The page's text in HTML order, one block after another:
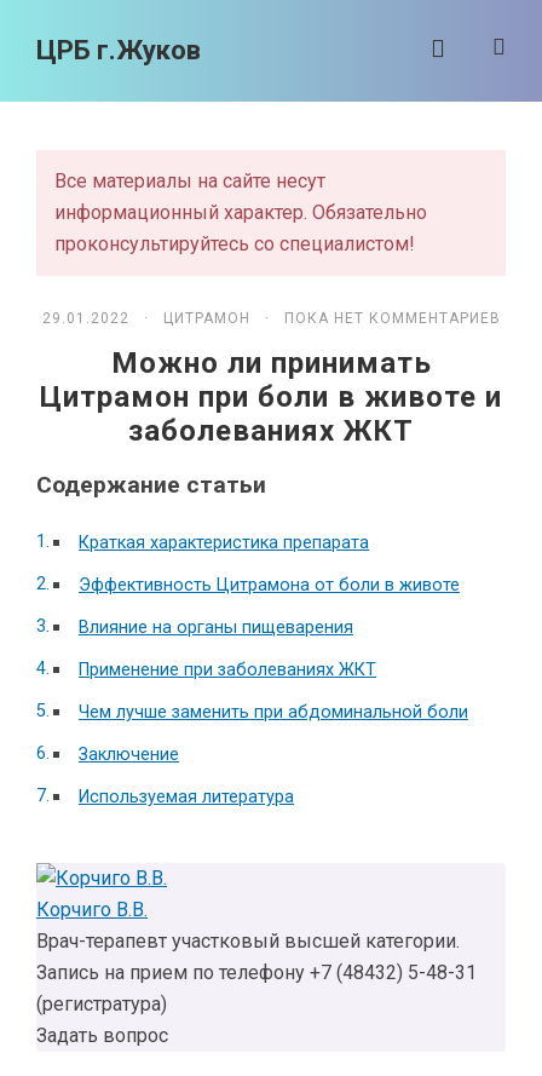
ЦРБ г.Жуков
Все материалы на сайте несут
информационный характер. Обязательно
проконсультируйтесь со специалистом!
29.01.2022 · ЦИТРАМОН · ПОКА НЕТ КОММЕНТАРИЕВ
Можно ли принимать
Цитрамон при боли в животе и
заболеваниях ЖКТ
Содержание статьи
Краткая характеристика препарата
Эффективность Цитрамона от боли в животе
Влияние на органы пищеварения
Применение при заболеваниях ЖКТ
Чем лучше заменить при абдоминальной боли
Заключение
Используемая литература
Корчиго В.В.
Врач-терапевт участковый высшей категории.
Запись на прием по телефону +7 (48432) 5-48-31
(регистратура)
Задать вопрос